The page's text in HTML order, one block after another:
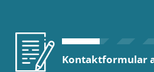
Kontaktformular